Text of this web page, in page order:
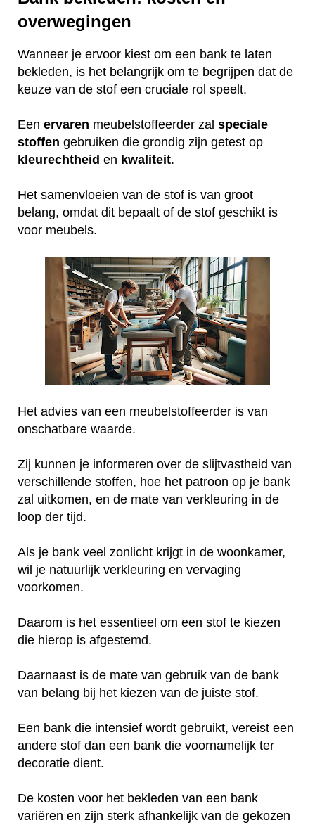
overwegingen
Wanneer je ervoor kiest om een bank te laten
bekleden, is het belangrijk om te begrijpen dat de
keuze van de stof een cruciale rol speelt.
Een ervaren meubelstoffeerder zal speciale
stoffen gebruiken die grondig zijn getest op
kleurechtheid en kwaliteit.
Het samenvloeien van de stof is van groot
belang, omdat dit bepaalt of de stof geschikt is
voor meubels.
Het advies van een meubelstoffeerder is van
onschatbare waarde.
Zij kunnen je informeren over de slijtvastheid van
verschillende stoffen, hoe het patroon op je bank
zal uitkomen, en de mate van verkleuring in de
loop der tijd.
Als je bank veel zonlicht krijgt in de woonkamer,
wil je natuurlijk verkleuring en vervaging
voorkomen.
Daarom is het essentieel om een stof te kiezen
die hierop is afgestemd.
Daarnaast is de mate van gebruik van de bank
van belang bij het kiezen van de juiste stof.
Een bank die intensief wordt gebruikt, vereist een
andere stof dan een bank die voornamelijk ter
decoratie dient.
De kosten voor het bekleden van een bank
variëren en zijn sterk afhankelijk van de gekozen